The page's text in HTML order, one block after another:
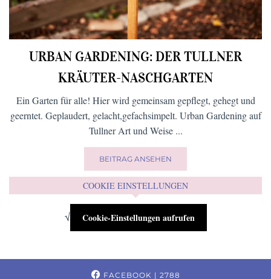
URBAN GARDENING: DER TULLNER
KRÄUTER-NASCHGARTEN
Ein Garten für alle! Hier wird gemeinsam gepflegt, gehegt und
geerntet. Geplaudert, gelacht,gefachsimpelt. Urban Gardening auf
Tullner Art und Weise ...
BEITRAG ANSEHEN
COOKIE EINSTELLUNGEN
√ Cookie-Einstellungen aufrufen
FACEBOOK | 2788